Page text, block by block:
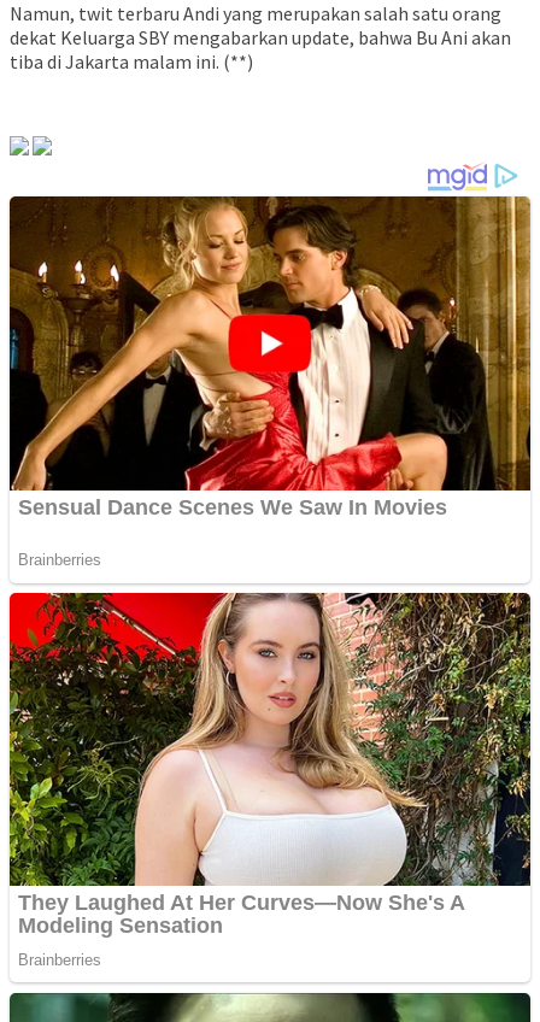
Namun, twit terbaru Andi yang merupakan salah satu orang
dekat Keluarga SBY mengabarkan update, bahwa Bu Ani akan
tiba di Jakarta malam ini. (**)